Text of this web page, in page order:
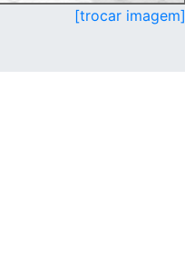
[trocar imagem]